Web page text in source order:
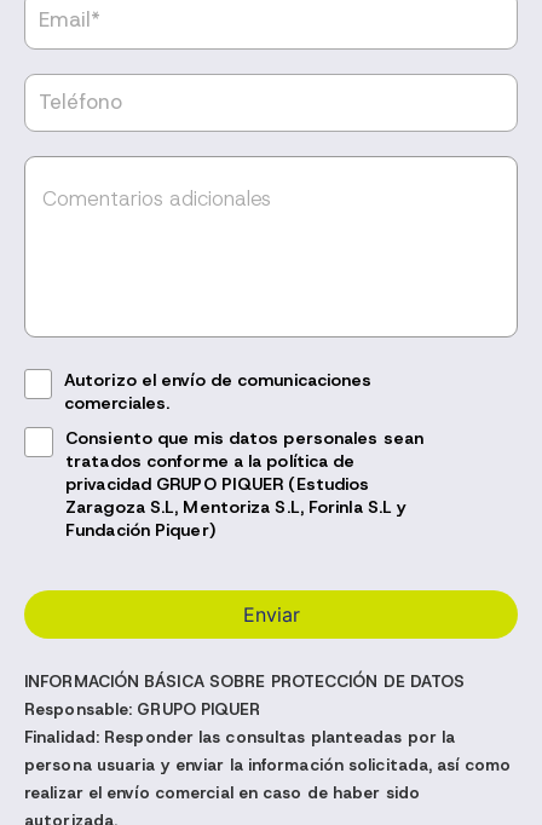
Autorizo el envío de comunicaciones
comerciales.
Consiento que mis datos personales sean
tratados conforme a la política de
privacidad GRUPO PIQUER (Estudios
Zaragoza S.L, Mentoriza S.L, Forinla S.L y
Fundación Piquer)
INFORMACIÓN BÁSICA SOBRE PROTECCIÓN DE DATOS
Responsable: GRUPO PIQUER
Finalidad: Responder las consultas planteadas por la
persona usuaria y enviar la información solicitada, así como
realizar el envío comercial en caso de haber sido